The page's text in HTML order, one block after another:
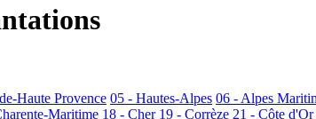
Haute Provence 05 - Hautes-Alpes 06 - Alpes
Maritime 18 - Cher 19 - Corrèze 21 - Côte d'Or